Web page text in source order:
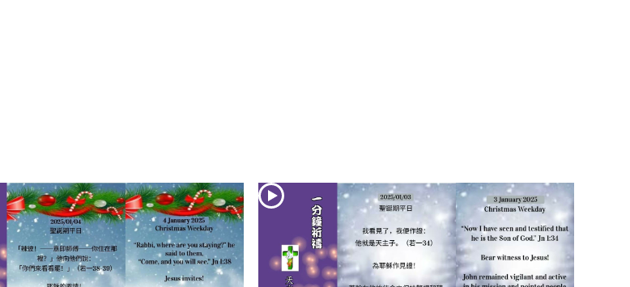
(1)黃敏正主教帶
你做「四旬期避
靜」—【逾越的
智慧】：聖方濟
的靈修，「不占
為己有」